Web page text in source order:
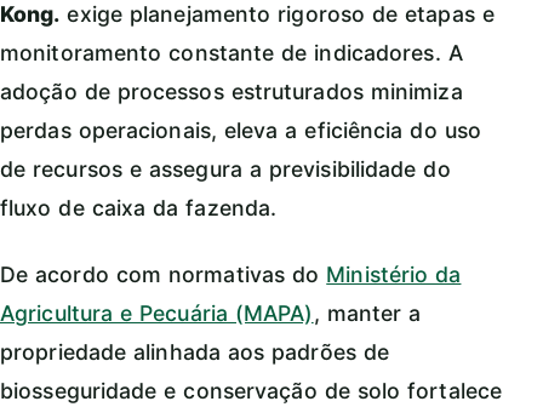
Kong. exige planejamento rigoroso de etapas e
monitoramento constante de indicadores. A
adoção de processos estruturados minimiza
perdas operacionais, eleva a eficiência do uso
de recursos e assegura a previsibilidade do
fluxo de caixa da fazenda.
De acordo com normativas do Ministério da
Agricultura e Pecuária (MAPA), manter a
propriedade alinhada aos padrões de
biosseguridade e conservação de solo fortalece